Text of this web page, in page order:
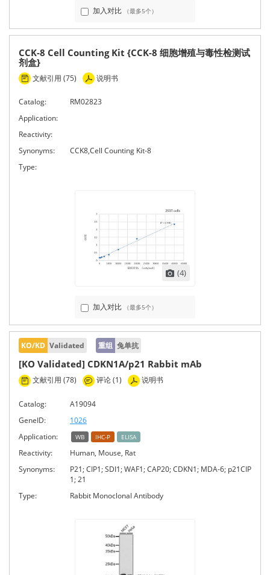
加入对比 （最多5个）
CCK-8 Cell Counting Kit {CCK-8 细胞增殖与毒性检测试
剂盒}
文献引用 (75) 说明书
Catalog:
RM02823
Application:
Reactivity:
Synonyms:
CCK8,Cell Counting Kit-8
Type:
(4)
加入对比 （最多5个）
KO/KD Validated 重组 兔单抗
[KO Validated] CDKN1A/p21 Rabbit mAb
文献引用 (78) 评论 (1) 说明书
Catalog:
A19094
GeneID:
1026
Application:
WB IHC-P ELISA
Reactivity:
Human, Mouse, Rat
Synonyms:
P21; CIP1; SDI1; WAF1; CAP20; CDKN1; MDA-6; p21CIP
1; 21
Type:
Rabbit Monoclonal Antibody